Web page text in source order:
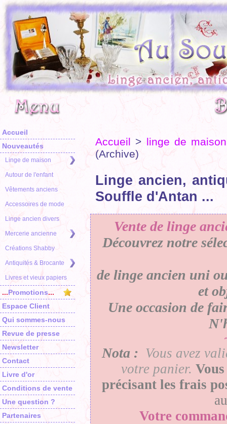
Accueil
Nouveautés
Linge de maison
Autour de l'enfant
Vêtements anciens
Accessoires de mode
Linge ancien divers
Mercerie ancienne
Créations Shabby
Antiquités & Brocante
Livres et vieux papiers
...Promotions...
Espace Client
Qui sommes-nous
Revue de presse
Newsletter
Contact
Livre d'or
Conditions de vente
Une question ?
Partenaires
Accueil > linge de maison
(Archive)
Linge ancien,
Souffle d'Antan ...
Vente de linge
Découvrez notre
de linge ancien uni
et
Une occasion de
Nota : Vous avez
votre panier.
précisant les frais
Votre